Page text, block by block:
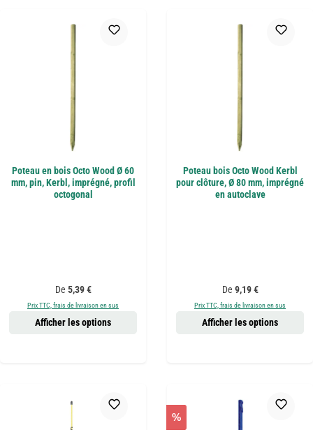
Poteau en bois Octo Wood Ø 60
mm, pin, Kerbl, imprégné, profil
octogonal
Prix régulier :
De 5,39 €
Prix TTC, frais de livraison en sus
Afficher les options
Poteau bois Octo Wood Kerbl
pour clôture, Ø 80 mm, imprégné
en autoclave
Prix régulier :
De 9,19 €
Prix TTC, frais de livraison en sus
Afficher les options
%